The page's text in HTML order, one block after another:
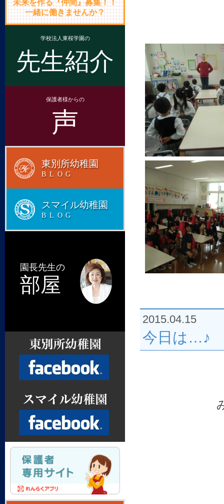
2015.04.15
今日は…♪
未来を作る『仲間』募集！！
一緒に働きませんか？
学校法人東桜学園の
先生紹介
保護者様からの
声
東別所幼稚園
BLOG
スマイル幼稚園
BLOG
園長先生の
部屋
Facebook
Facebook